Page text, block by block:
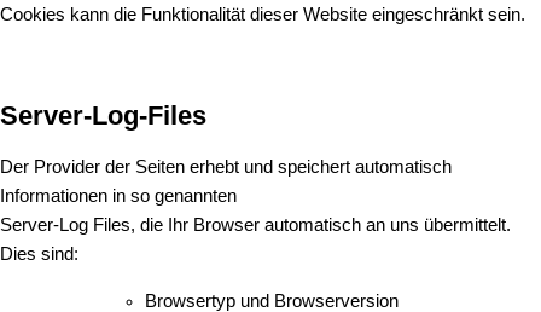
Cookies kann die Funktionalität dieser Website eingeschränkt sein.
Server-Log-Files
Der Provider der Seiten erhebt und speichert automatisch
Informationen in so genannten
Server-Log Files, die Ihr Browser automatisch an uns übermittelt.
Dies sind:
Browsertyp und Browserversion